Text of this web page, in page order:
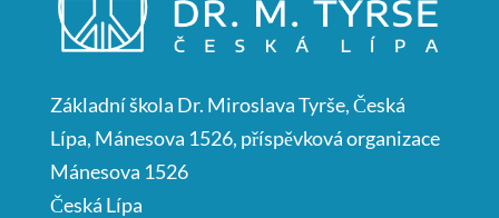
Základní škola Dr. Miroslava Tyrše, Česká
Lípa, Mánesova 1526, příspěvková organizace
Mánesova 1526
Česká Lípa